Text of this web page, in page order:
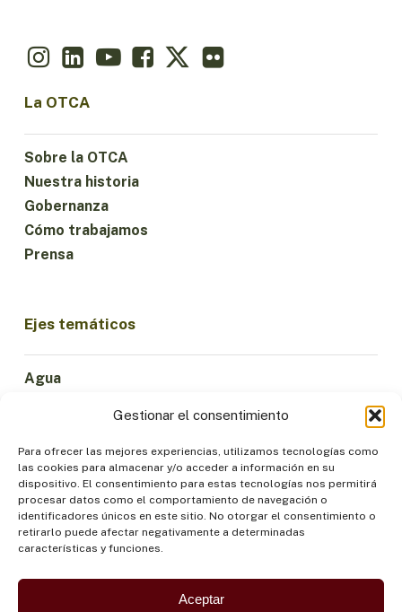
Gestionar el consentimiento
Para ofrecer las mejores experiencias, utilizamos tecnologías como
las cookies para almacenar y/o acceder a información en su
dispositivo. El consentimiento para estas tecnologías nos permitirá
procesar datos como el comportamiento de navegación o
identificadores únicos en este sitio. No otorgar el consentimiento o
retirarlo puede afectar negativamente a determinadas
características y funciones.
Aceptar
La OTCA
Sobre la OTCA
Nuestra historia
Gobernanza
Cómo trabajamos
Prensa
Ejes temáticos
Agua
Economía Sostenible
Bosques y Biodiversidad
Institucionalidad
Participación
Pueblos Indígenas